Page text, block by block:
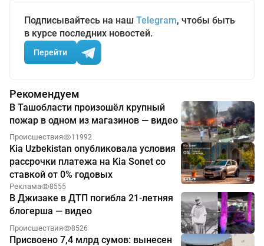
Подписывайтесь на наш Telegram, чтобы быть
в курсе последних новостей.
Перейти
Рекомендуем
В Ташобласти произошёл крупный
пожар в одном из магазинов — видео
Происшествия 11992
Kia Uzbekistan опубликовала условия
рассрочки платежа на Kia Sonet со
ставкой от 0% годовых
Реклама 8555
В Джизаке в ДТП погибла 21-летняя
блогерша — видео
Происшествия 8526
Присвоено 7,4 млрд сумов: вынесен